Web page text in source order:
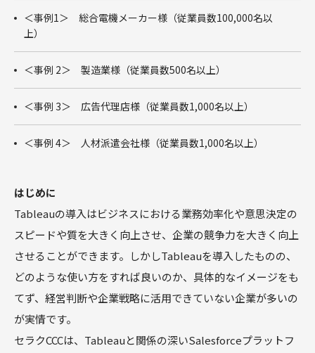
俯瞰図ワー
商談フェー
ズ設計ワー
サクセスパ
スワークシ
ョップ
Tableau
＜事例1＞ 総合電機メーカー様（従業員数100,000名以
上）
＜事例 2＞ 製造業様（従業員数500名以上）
＜事例 3＞ 広告代理店様（従業員数1,000名以上）
＜事例 4＞ 人材派遣会社様（従業員数1,000名以上）
はじめに
Tableauの導入はビジネスにおける業務効率化や意思決定の
スピードや質を大きく向上させ、企業の競争力を大きく向上
させることができます。しかしTableauを導入したものの、
どのような使い方をすれば良いのか、具体的なイメージをも
てず、経営判断や企業戦略に活用できていない企業が多いの
が実情です。
セラクCCCは、Tableauと関係の深いSalesforceプラットフ